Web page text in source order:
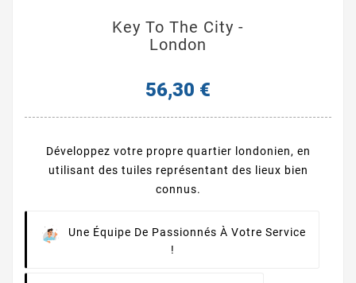
Key To The City -
London
56,30 €
Développez votre propre quartier londonien, en
utilisant des tuiles représentant des lieux bien
connus.
Une Équipe De Passionnés À Votre Service
!